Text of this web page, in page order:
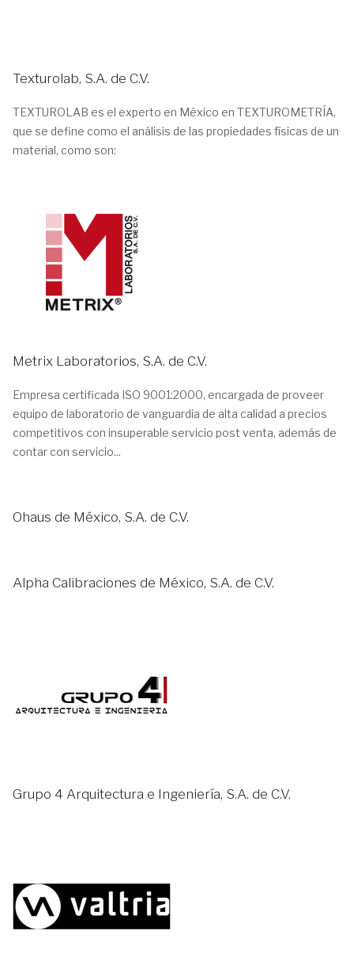
Texturolab, S.A. de C.V.
TEXTUROLAB es el experto en México en TEXTUROMETRÍA,
que se define como el análisis de las propiedades físicas de un
material, como son:
Metrix Laboratorios, S.A. de C.V.
Empresa certificada ISO 9001:2000, encargada de proveer
equipo de laboratorio de vanguardia de alta calidad a precios
competitivos con insuperable servicio post venta, además de
contar con servicio...
Ohaus de México, S.A. de C.V.
Alpha Calibraciones de México, S.A. de C.V.
Grupo 4 Arquitectura e Ingeniería, S.A. de C.V.